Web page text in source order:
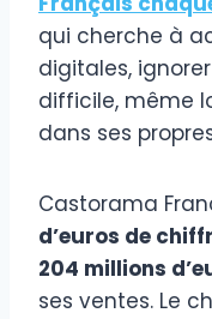
qui cherche à
digitales,
difficile, même
dans ses
Castorama
d’euros de
204 millions
ses ventes. Le